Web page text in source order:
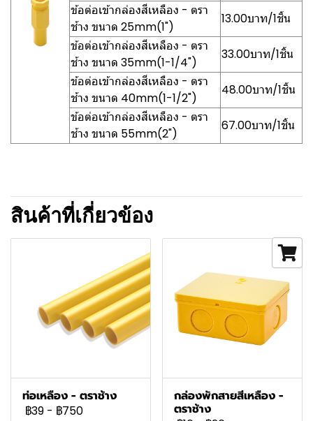
ข้อต่อเข้ากล่องสีเหลือง - ตรา
ช้าง ขนาด 25mm(1")
13.00บาท/1ชิ้น
ข้อต่อเข้ากล่องสีเหลือง - ตรา
ช้าง ขนาด 35mm(1-1/4")
33.00บาท/1ชิ้น
ข้อต่อเข้ากล่องสีเหลือง - ตรา
ช้าง ขนาด 40mm(1-1/2")
48.00บาท/1ชิ้น
ข้อต่อเข้ากล่องสีเหลือง - ตรา
ช้าง ขนาด 55mm(2")
67.00บาท/1ชิ้น
สินค้าที่เกี่ยวข้อง
ท่อเหลือง - ตราช้าง
฿39 - ฿750
กล่องพักสายสีเหลือง -
ตราช้าง